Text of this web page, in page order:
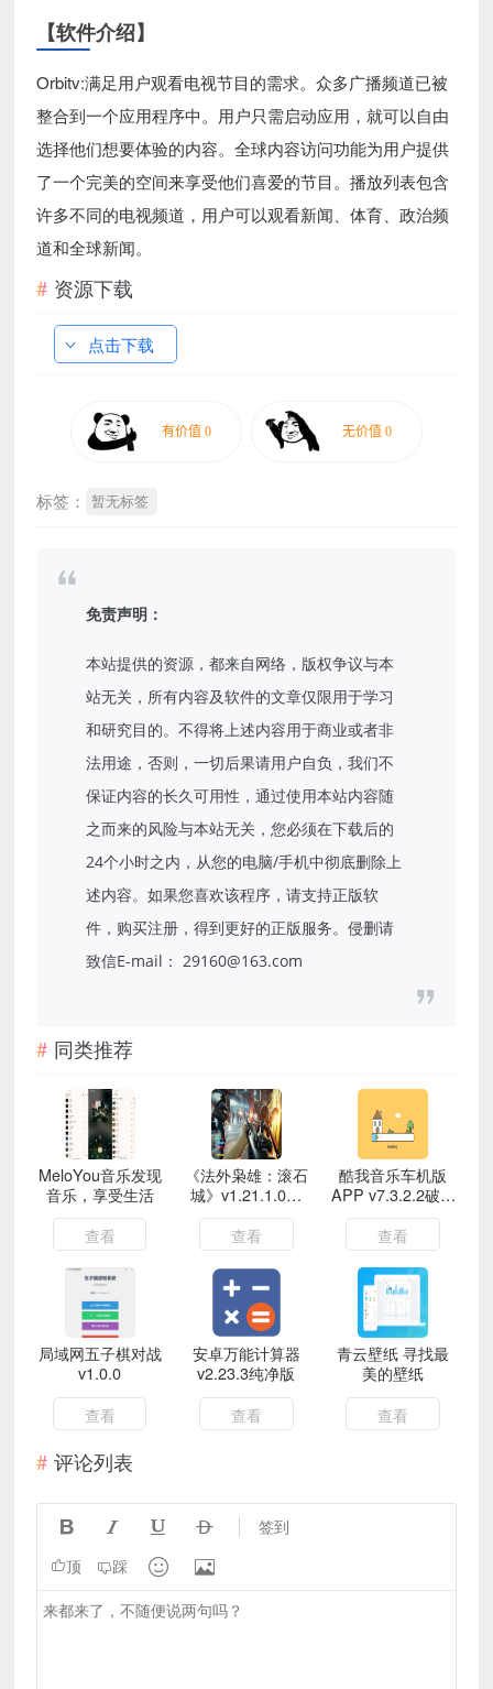
【软件介绍】
Orbitv:满足用户观看电视节目的需求。众多广播频道已被
整合到一个应用程序中。用户只需启动应用，就可以自由
选择他们想要体验的内容。全球内容访问功能为用户提供
了一个完美的空间来享受他们喜爱的节目。播放列表包含
许多不同的电视频道，用户可以观看新闻、体育、政治频
道和全球新闻。
资源下载
点击下载
标签： 暂无标签
免责声明：
本站提供的资源，都来自网络，版权争议与本
站无关，所有内容及软件的文章仅限用于学习
和研究目的。不得将上述内容用于商业或者非
法用途，否则，一切后果请用户自负，我们不
保证内容的长久可用性，通过使用本站内容随
之而来的风险与本站无关，您必须在下载后的
24个小时之内，从您的电脑/手机中彻底删除上
述内容。如果您喜欢该程序，请支持正版软
件，购买注册，得到更好的正版服务。侵删请
致信E-mail： 29160@163.com
同类推荐
MeloYou音乐发现
音乐，享受生活
查看
《法外枭雄：滚石
城》v1.21.1.0中
文版
查看
酷我音乐车机版
APP v7.3.2.2破解
永久Vip会员版
查看
局域网五子棋对战
v1.0.0
查看
安卓万能计算器
v2.23.3纯净版
查看
青云壁纸 寻找最
美的壁纸
查看
评论列表
    签到
顶 踩  